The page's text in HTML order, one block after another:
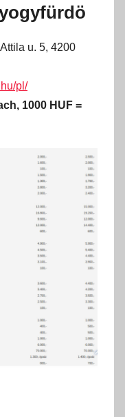
u. 5, 4200
pl/
1000 HUF =